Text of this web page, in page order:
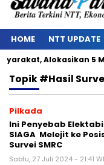
HOME NTT UPDATE
Alokasikan 5 M
Topik#Hasil
Pilkada
Ini Penyebab
SIAGA Melejit ke
Survei SMRC
Sabtu, 27 Juli 2024 - 21:41